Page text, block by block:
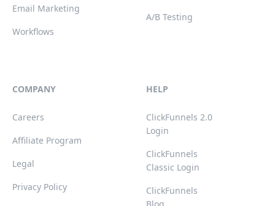
Email Marketing
Workflows
A/B Testing
COMPANY
Careers
Affiliate Program
Legal
Privacy Policy
HELP
ClickFunnels 2.0
Login
ClickFunnels
Classic Login
ClickFunnels